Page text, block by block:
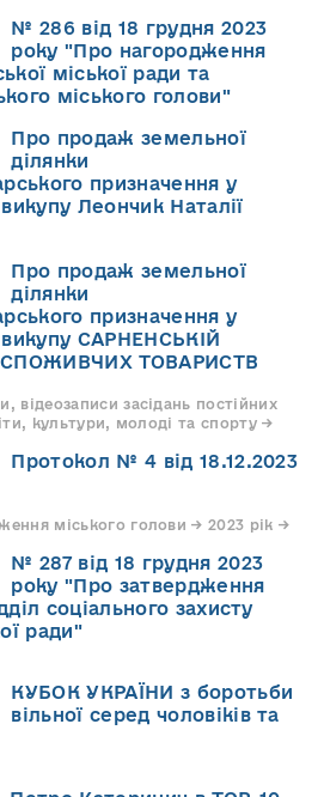
№ 286 від 18 грудня 2023
року "Про нагородження
міської ради та
міського голови"
Про продаж земельної
ділянки
призначення у
Леончик Наталії
Про продаж земельної
ділянки
призначення у
САРНЕНСЬКІЙ
СПОЖИВЧИХ ТОВАРИСТВ
відеозаписи засідань постійних
культури, молоді та спорту →
Протокол № 4 від 18.12.2023
міського голови → 2023 рік →
№ 287 від 18 грудня 2023
року "Про затвердження
соціального захисту
ради"
КУБОК УКРАЇНИ з боротьби
вільної серед чоловіків та